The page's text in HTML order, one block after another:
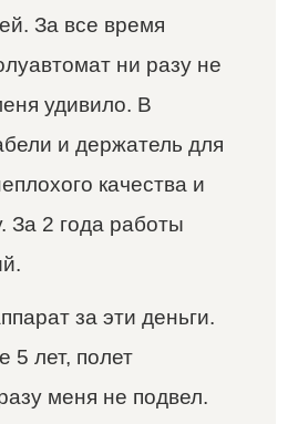
За все время
ни разу не
удивило. В
и держатель для
качества и
За 2 года работы
за эти деньги.
5 лет, полет
меня не подвел.